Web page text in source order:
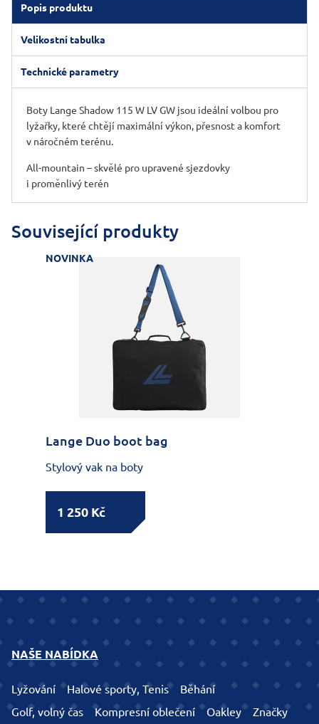
Popis produktu
Velikostní tabulka
Technické parametry
Boty Lange Shadow 115 W LV GW jsou ideální volbou pro
lyžařky, které chtějí maximální výkon, přesnost a komfort
v náročném terénu.
All-mountain – skvělé pro upravené sjezdovky
i proměnlivý terén
Související produkty
NOVINKA
Lange Duo boot bag
Stylový vak na boty
1 250 Kč
NAŠE NABÍDKA
Lyžování Halové sporty, Tenis
Běhání
Golf, volný čas
Kompresní oblečení Oakley
Značky